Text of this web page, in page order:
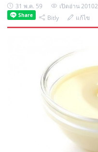
31 พ.ค. 59 เปิดอ่าน 20102
Bitly
แก้ไข